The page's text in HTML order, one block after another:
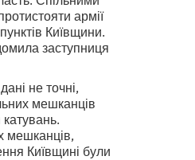
армії
Київщини.
заступниця
не точні,
мешканців
мешканців,
Київщині були